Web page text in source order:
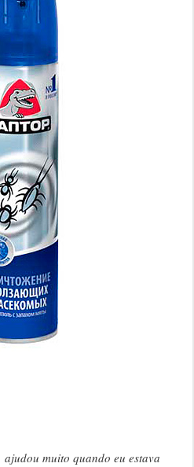
muito quando eu estava